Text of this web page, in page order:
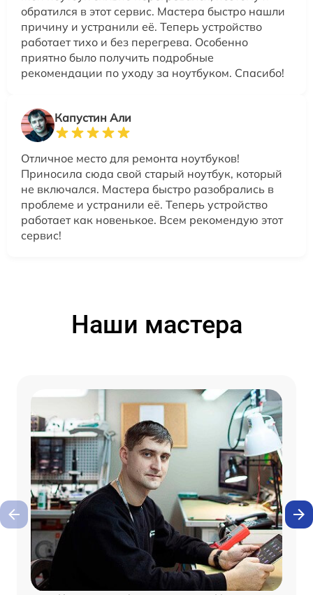
обратился в этот сервис. Мастера быстро нашли
причину и устранили её. Теперь устройство
работает тихо и без перегрева. Особенно
приятно было получить подробные
рекомендации по уходу за ноутбуком. Спасибо!
Капустин Али
Отличное место для ремонта ноутбуков!
Приносила сюда свой старый ноутбук, который
не включался. Мастера быстро разобрались в
проблеме и устранили её. Теперь устройство
работает как новенькое. Всем рекомендую этот
сервис!
Наши мастера